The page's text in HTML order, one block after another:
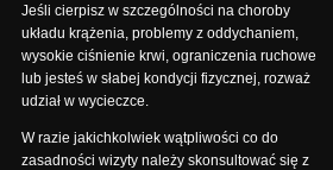
Jeśli cierpisz w szczególności na choroby
układu krążenia, problemy z oddychaniem,
wysokie ciśnienie krwi, ograniczenia ruchowe
lub jesteś w słabej kondycji fizycznej, rozważ
udział w wycieczce.
W razie jakichkolwiek wątpliwości co do
zasadności wizyty należy skonsultować się z